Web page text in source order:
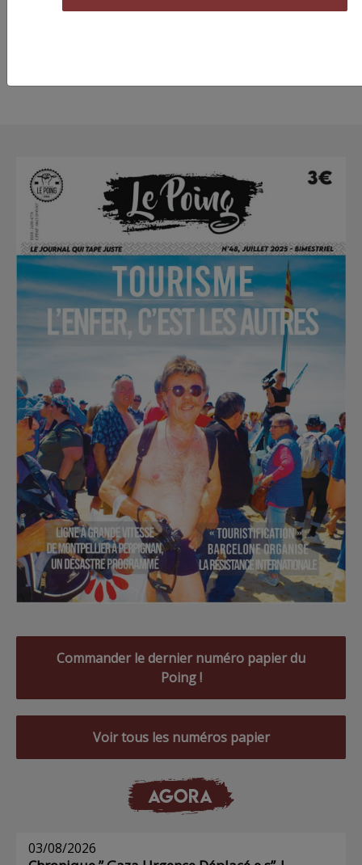
Commander le dernier numéro papier du
Poing !
Voir tous les numéros papier
AGORA
03/08/2026